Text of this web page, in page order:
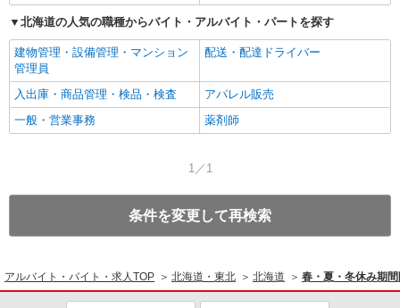
北海道の人気の職種からバイト・アルバイト・パートを探す
建物管理・設備管理・マンション
管理員
配送・配達ドライバー
入出庫・商品管理・検品・検査
アパレル販売
一般・営業事務
薬剤師
1／1
条件を変更して再検索
アルバイト・バイト・求人TOP 北海道・東北 北海道 春・夏・冬休み期